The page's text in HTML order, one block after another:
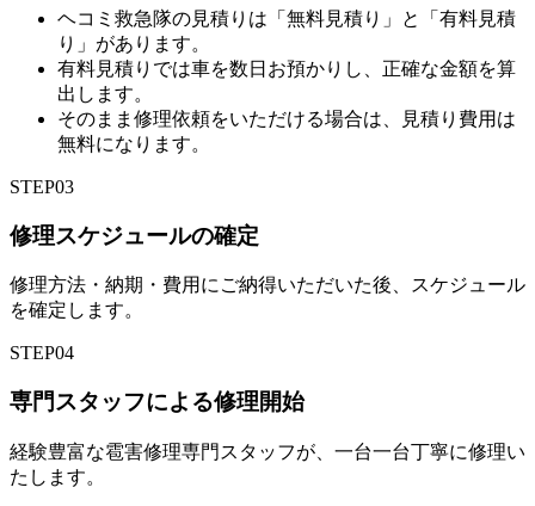
ヘコミ救急隊の見積りは「無料見積り」と「有料見積
り」があります。
有料見積りでは車を数日お預かりし、正確な金額を算
出します。
そのまま修理依頼をいただける場合は、見積り費用は
無料になります。
STEP03
修理スケジュールの確定
修理方法・納期・費用にご納得いただいた後、スケジュール
を確定します。
STEP04
専門スタッフによる修理開始
経験豊富な雹害修理専門スタッフが、一台一台丁寧に修理い
たします。